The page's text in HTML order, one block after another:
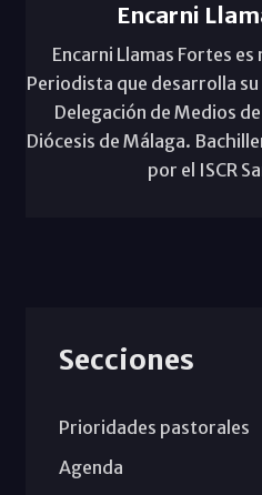
Encarni
Encarni Llamas Fortes
Periodista que desarrolla
Delegación de Medios
Diócesis de Málaga.
por el ISCR
Secciones
Prioridades pastorales
Agenda